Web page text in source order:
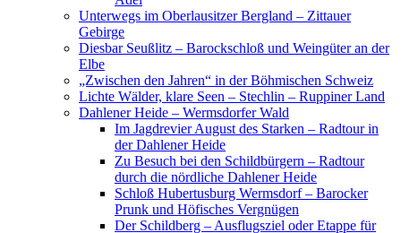
Unterwegs im Oberlausitzer Bergland – Zittauer
Gebirge
Diesbar Seußlitz – Barockschloß und Weingüter an der
Elbe
„Zwischen den Jahren“ in der Böhmischen Schweiz
Lichte Wälder, klare Seen – Stechlin – Ruppiner Land
Dahlener Heide – Wermsdorfer Wald
Im Jagdrevier August des Starken – Radtour in
der Dahlener Heide
Zu Besuch bei den Schildbürgern – Radtour
durch die nördliche Dahlener Heide
Schloß Hubertusburg Wermsdorf – Barocker
Prunk und Höfisches Vergnügen
Der Schildberg – Ausflugsziel oder Etappe für